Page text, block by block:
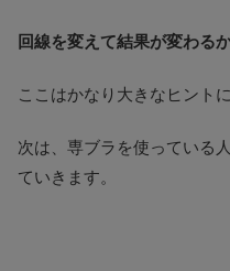
回線を変えて結果が変わる
ここはかなり大きなヒント
次は、専ブラを使っている
ていきます。